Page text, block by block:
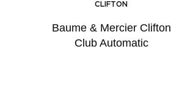
CLIFTON
Baume & Mercier Clifton
Club Automatic